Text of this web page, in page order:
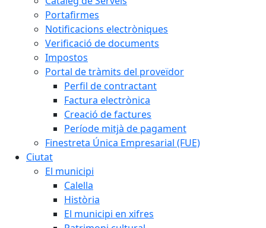
Portafirmes
Notificacions electròniques
Verificació de documents
Impostos
Portal de tràmits del proveïdor
Perfil de contractant
Factura electrònica
Creació de factures
Període mitjà de pagament
Finestreta Única Empresarial (FUE)
Ciutat
El municipi
Calella
Història
El municipi en xifres